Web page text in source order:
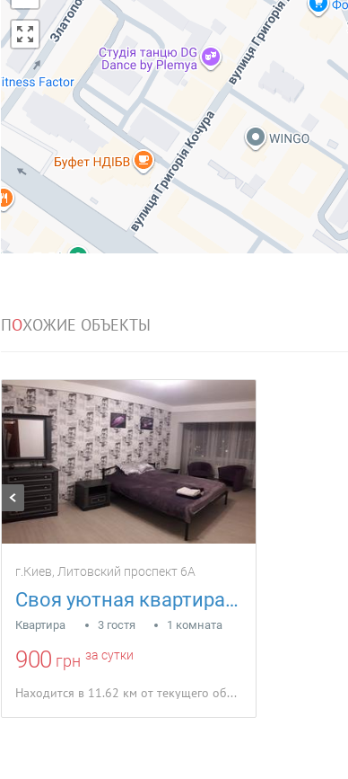
ПОХОЖИЕ ОБЪЕКТЫ
г.Киев, Литовский проспект 6А
Своя уютная квартира Литовский пр.6А
Квартира 3 гостя 1 комната
900 грн за сутки
Находится в 11.62 км от текущего объекта